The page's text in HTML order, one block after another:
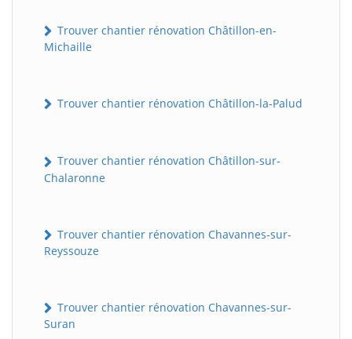
Trouver chantier rénovation Châtillon-en-
Michaille
Trouver chantier rénovation Châtillon-la-Palud
Trouver chantier rénovation Châtillon-sur-
Chalaronne
Trouver chantier rénovation Chavannes-sur-
Reyssouze
Trouver chantier rénovation Chavannes-sur-
Suran